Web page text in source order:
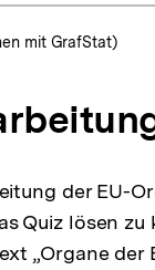
mit GrafStat)
der EU-
Quiz lösen
„Organe der